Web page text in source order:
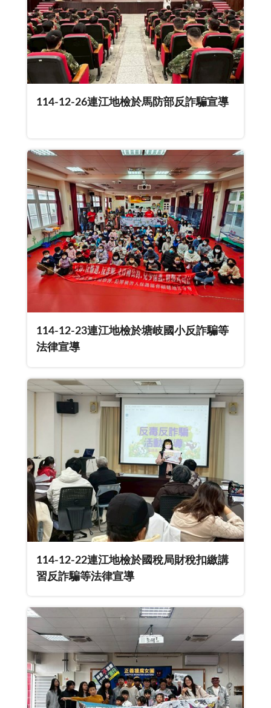
114-12-26連江地檢於馬防部反詐騙宣導
114-12-23連江地檢於塘岐國小反詐騙等
法律宣導
114-12-22連江地檢於國稅局財稅扣繳講
習反詐騙等法律宣導